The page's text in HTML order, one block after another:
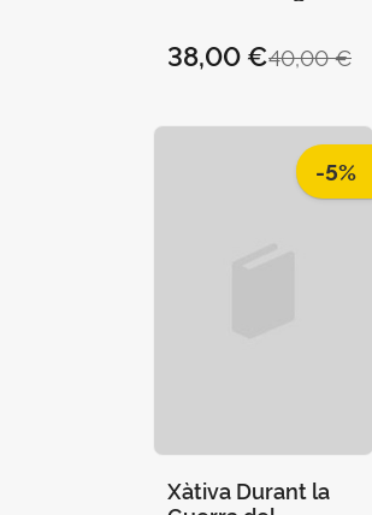
40,00 €
38,00 €
-5%
Xàtiva Durant la